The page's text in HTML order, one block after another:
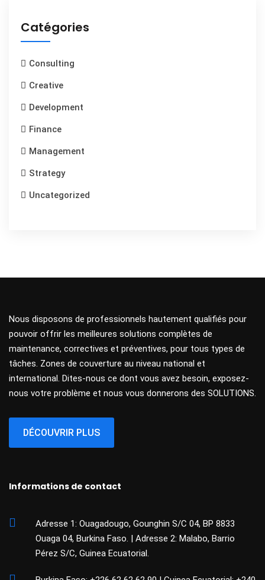
Catégories
Consulting
Creative
Development
Finance
Management
Strategy
Uncategorized
Nous disposons de professionnels hautement qualifiés pour
pouvoir offrir les meilleures solutions complètes de
maintenance, correctives et préventives, pour tous types de
tâches. Zones de couverture au niveau national et
international. Dites-nous ce dont vous avez besoin, exposez-
nous votre problème et nous vous donnerons des SOLUTIONS.
DÉCOUVRIR PLUS
Informations de contact
Adresse 1: Ouagadougo, Gounghin S/C 04, BP 8833
Ouaga 04, Burkina Faso. | Adresse 2: Malabo, Barrio
Pérez S/C, Guinea Ecuatorial.